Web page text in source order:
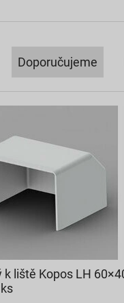
Doporučujeme
k liště Kopos LH